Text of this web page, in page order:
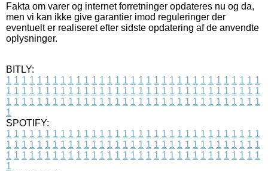
Fakta om varer og internet forretninger opdateres nu og da,
men vi kan ikke give garantier imod reguleringer der
eventuelt er realiseret efter sidste opdatering af de anvendte
oplysninger.
BITLY:
1 1 1 1 1 1 1 1 1 1 1 1 1 1 1 1 1 1 1 1 1 1 1 1 1 1 1 1 1 1 1 1 1
1 1 1 1 1 1 1 1 1 1 1 1 1 1 1 1 1 1 1 1 1 1 1 1 1 1 1 1 1 1 1 1 1
1 1 1 1 1 1 1 1 1 1 1 1 1 1 1 1 1 1 1 1 1 1 1 1 1 1 1 1 1 1 1 1 1
1
SPOTIFY:
1 1 1 1 1 1 1 1 1 1 1 1 1 1 1 1 1 1 1 1 1 1 1 1 1 1 1 1 1 1 1 1 1
1 1 1 1 1 1 1 1 1 1 1 1 1 1 1 1 1 1 1 1 1 1 1 1 1 1 1 1 1 1 1 1 1
1 1 1 1 1 1 1 1 1 1 1 1 1 1 1 1 1 1 1 1 1 1 1 1 1 1 1 1 1 1 1 1 1
1